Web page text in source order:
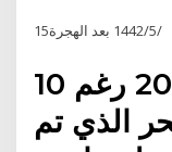
15‏‏/5‏‏/1442 بعد الهجرة
10 كانون الثاني (يناير) 2021 رغم
الذي تم